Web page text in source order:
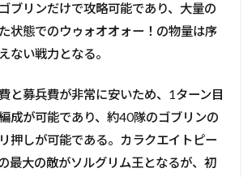
ブリンだけで攻略可能であり、大量の
状態でのウゥォオオォー！の物量は序
ない戦力となる。
と募兵費が非常に安いため、1ターン目
成が可能であり、約40隊のゴブリンの
押しが可能である。カラクエイトピー
最大の敵がソルグリム王となるが、初